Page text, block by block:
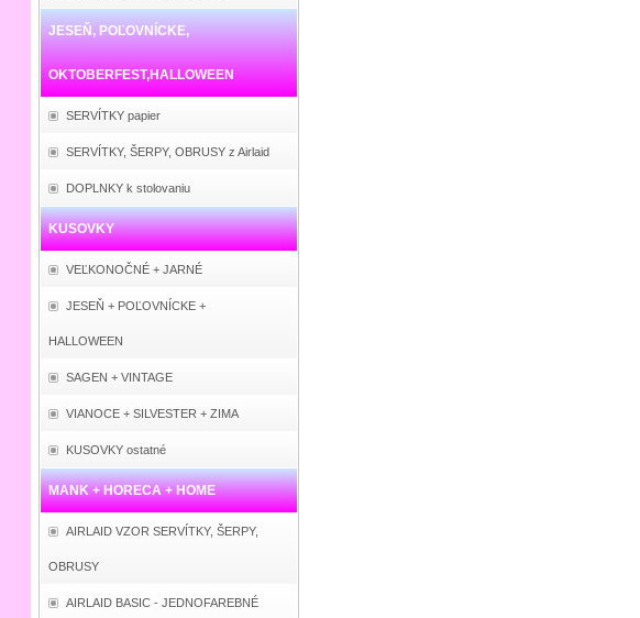
JESEŇ, POĽOVNÍCKE,
OKTOBERFEST,HALLOWEEN
SERVÍTKY papier
SERVÍTKY, ŠERPY, OBRUSY z Airlaid
DOPLNKY k stolovaniu
KUSOVKY
VEĽKONOČNÉ + JARNÉ
JESEŇ + POĽOVNÍCKE +
HALLOWEEN
SAGEN + VINTAGE
VIANOCE + SILVESTER + ZIMA
KUSOVKY ostatné
MANK + HORECA + HOME
AIRLAID VZOR SERVÍTKY, ŠERPY,
OBRUSY
AIRLAID BASIC - JEDNOFAREBNÉ